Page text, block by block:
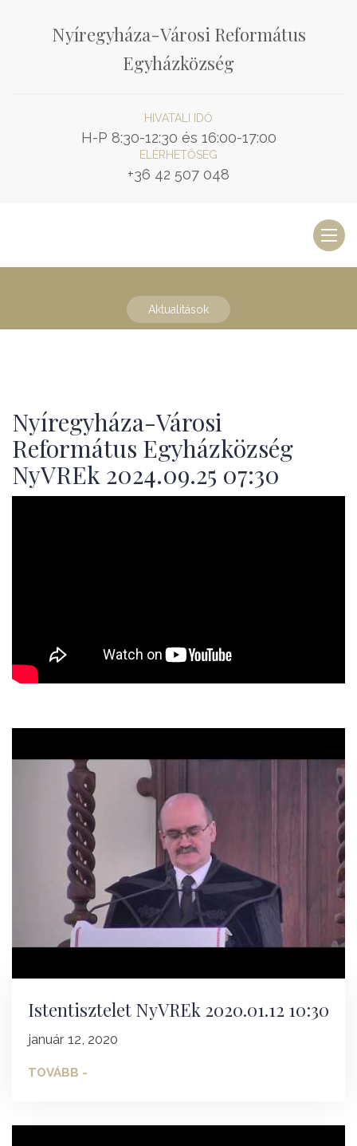
Nyíregyháza-Városi Református
Egyházközség
HIVATALI IDŐ
H-P 8:30-12:30 és 16:00-17:00
ELÉRHETŐSÉG
+36 42 507 048
Aktualitások
Nyíregyháza-Városi
Református Egyházközség
NyVREk 2024.09.25 07:30
Istentisztelet NyVREk 2020.01.12 10:30
január 12, 2020
TOVÁBB -